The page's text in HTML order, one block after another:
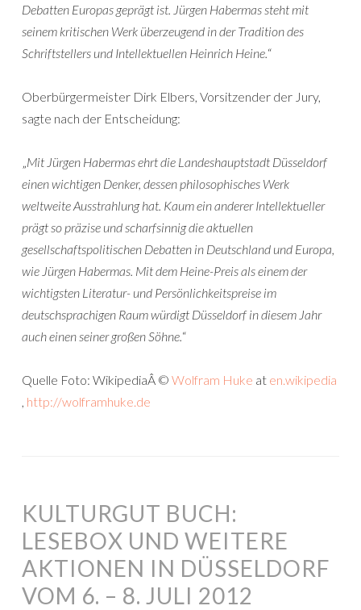
Debatten Europas geprägt ist. Jürgen Habermas steht mit
seinem kritischen Werk überzeugend in der Tradition des
Schriftstellers und Intellektuellen Heinrich Heine.“
Oberbürgermeister Dirk Elbers, Vorsitzender der Jury,
sagte nach der Entscheidung:
„Mit Jürgen Habermas ehrt die Landeshauptstadt Düsseldorf
einen wichtigen Denker, dessen philosophisches Werk
weltweite Ausstrahlung hat. Kaum ein anderer Intellektueller
prägt so präzise und scharfsinnig die aktuellen
gesellschaftspolitischen Debatten in Deutschland und Europa,
wie Jürgen Habermas. Mit dem Heine-Preis als einem der
wichtigsten Literatur- und Persönlichkeitspreise im
deutschsprachigen Raum würdigt Düsseldorf in diesem Jahr
auch einen seiner großen Söhne.“
Quelle Foto: WikipediaÂ © Wolfram Huke at en.wikipedia
, http://wolframhuke.de
KULTURGUT BUCH:
LESEBOX UND WEITERE
AKTIONEN IN DÜSSELDORF
VOM 6. – 8. JULI 2012